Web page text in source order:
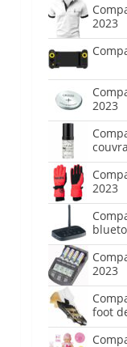
2023
2023
2023
2023
foot